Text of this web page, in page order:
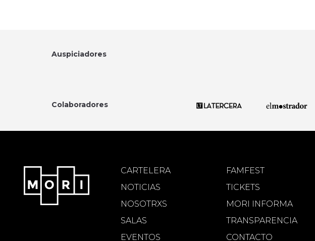
Auspiciadores
Colaboradores
CARTELERA
NOTICIAS
NOSOTRXS
SALAS
EVENTOS
FAMFEST
TICKETS
MORI INFORMA
TRANSPARENCIA
CONTACTO